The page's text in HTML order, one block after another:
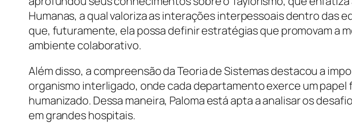
Humanas, a qual valoriza as interações interpessoais dentro das
que, futuramente, ela possa definir estratégias que promovam a
ambiente colaborativo.
Além disso, a compreensão da Teoria de Sistemas destacou a
organismo interligado, onde cada departamento exerce um
humanizado. Dessa maneira, Paloma está apta a analisar os
em grandes hospitais.